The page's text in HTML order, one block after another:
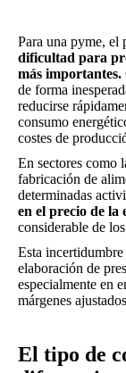
Para una pyme, el
dificultad para
más importantes.
de forma
reducirse
consumo
costes de
En sectores como
fabricación de
determinadas
en el precio de la
considerable de los
Esta
elaboración de
especialmente en
márgenes
El tipo de